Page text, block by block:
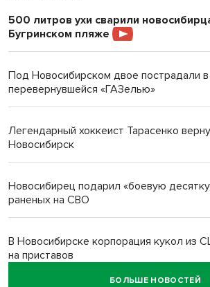
500 литров ухи сварили
Бугринском пляже
Под Новосибирском двое пострадали
перевернувшейся «ГАЗелью»
Легендарный хоккеист Тарасенко
Новосибирск
Новосибирец подарил «боевую
раненых на СВО
В Новосибирске корпорация кукол из
на приставов
БОЛЬШЕ НОВОСТЕЙ